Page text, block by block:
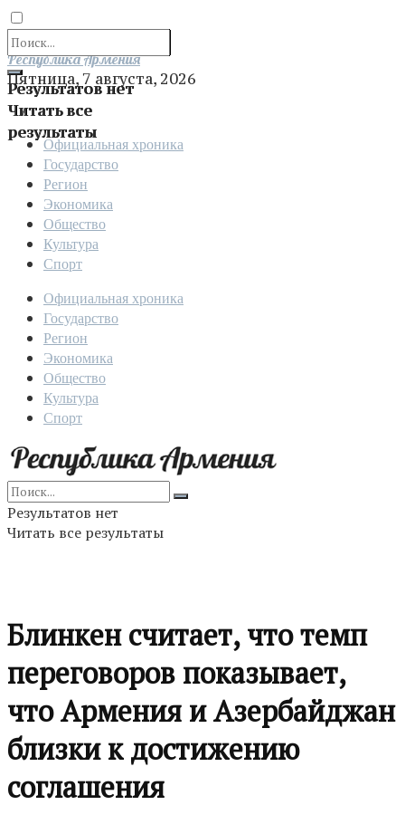
Результатов нет
Читать все
результаты
Отправить
Республика Армения
Пятница, 7 августа, 2026
Официальная хроника
Государство
Регион
Экономика
Общество
Культура
Спорт
Официальная хроника
Государство
Регион
Экономика
Общество
Культура
Спорт
Результатов нет
Читать все результаты
Блинкен считает, что темп
переговоров показывает,
что Армения и Азербайджан
близки к достижению
соглашения